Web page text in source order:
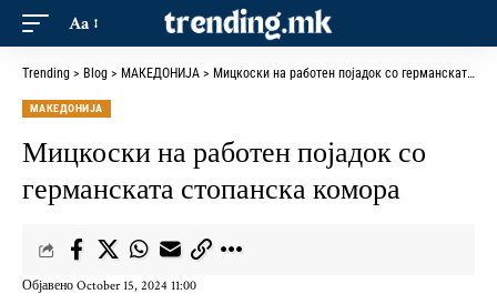
Aa
Trending > Blog > МАКЕДОНИЈА > Мицкоски на работен појадок со германската стопанска комора
МАКЕДОНИЈА
Мицкоски на работен појадок со
германската стопанска комора
Објавено October 15, 2024 11:00